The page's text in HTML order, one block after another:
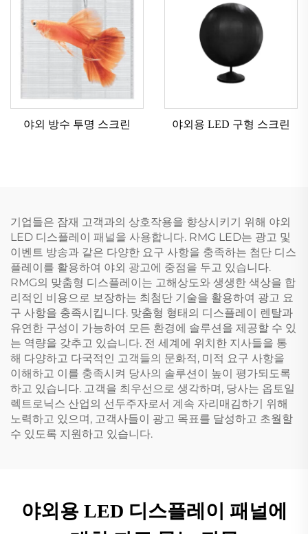
야외 방수 투명 스크린 야외용 LED 구형 스크린
기업들은 잠재 고객과의 상호작용을 향상시키기 위해 야외
LED 디스플레이 패널을 사용합니다. RMG LED는 광고 및
이벤트 방송과 같은 다양한 요구 사항을 충족하는 첨단 디스
플레이를 활용하여 야외 광고에 중점을 두고 있습니다.
RMG의 맞춤형 디스플레이는 고해상도와 생생한 색상을 합
리적인 비용으로 보장하는 최첨단 기술을 활용하여 광고 요
구 사항을 충족시킵니다. 맞춤형 형태의 디스플레이 렌탈과
유연한 구성이 가능하여 모든 환경에 솔루션을 제공할 수 있
는 역량을 갖추고 있습니다. 전 세계에 위치한 지사들을 통
해 다양하고 다국적인 고객들의 문화적, 미적 요구 사항을
이해하고 이를 충족시켜 당사의 솔루션이 높이 평가되도록
하고 있습니다. 고객을 최우선으로 생각하며, 당사는 옵토일
렉트로닉스 산업의 선두주자로서 계속 자리매김하기 위해
노력하고 있으며, 고객사들이 광고 목표를 달성하고 초월할
수 있도록 지원하고 있습니다.
야외용 LED 디스플레이 패널에